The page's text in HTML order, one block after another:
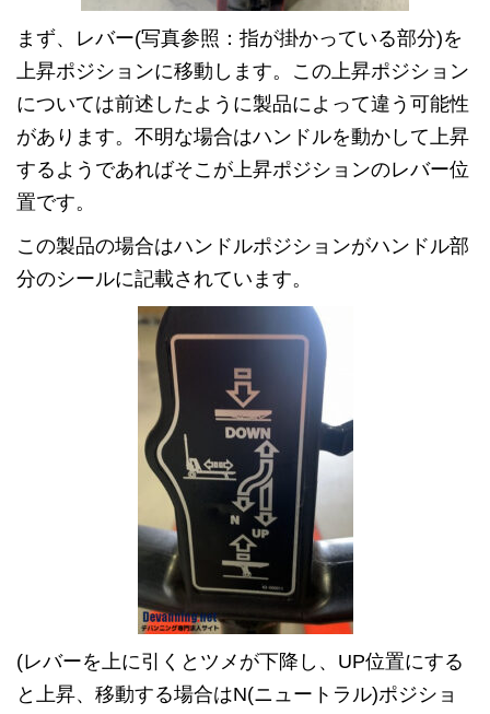
まず、レバー(写真参照：指が掛かっている部分)を
上昇ポジションに移動します。この上昇ポジション
については前述したように製品によって違う可能性
があります。不明な場合はハンドルを動かして上昇
するようであればそこが上昇ポジションのレバー位
置です。
この製品の場合はハンドルポジションがハンドル部
分のシールに記載されています。
(レバーを上に引くとツメが下降し、UP位置にする
と上昇、移動する場合はN(ニュートラル)ポジショ